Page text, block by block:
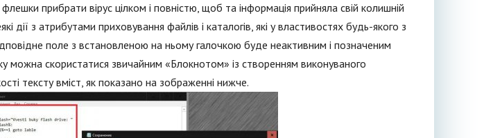
прибрати вірус цілком і повністю, щоб та інформація прийняла свій колишній
дії з атрибутами приховування файлів і каталогів, які у властивостях будь-якого з
поле з встановленою на ньому галочкою буде неактивним і позначеним
можна скористатися звичайним «Блокнотом» із створенням виконуваного
тексту вміст, як показано на зображенні нижче.